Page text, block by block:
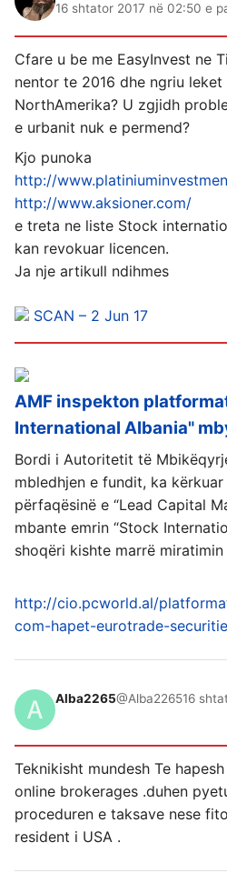
16 shtator 2017 në 02:50 e
Cfare u be me EasyInvest ne
nentor te 2016 dhe ngriu
NorthAmerika? U zgjidh
e urbanit nuk e permend?
Kjo punoka
http://
http://www.aksioner.com/
e treta ne liste Stock
kan revokuar licencen.
Ja nje artikull ndihmes
SCAN – 2 Jun 17
AMF inspekton
International Albania"
Bordi i Autoritetit të
mbledhjen e fundit, ka
përfaqësinë e “Lead Capital
mbante emrin “Stock
shoqëri kishte marrë miratimin
http://cio.pcworld.al/
com-hapet-eurotrade-
Alba2265@Alba226516
Teknikisht mundesh Te
online brokerages .duhen
proceduren e taksave nese
resident i USA .